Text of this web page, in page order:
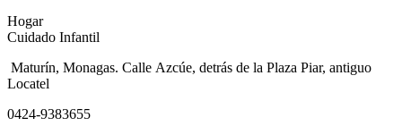
Hogar
Cuidado Infantil
Maturín, Monagas. Calle Azcúe, detrás de la Plaza Piar, antiguo
Locatel
0424-9383655